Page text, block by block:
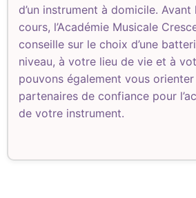
d’un instrument à domicile.
cours, l’Académie Musicale
conseille sur le choix d’une
niveau, à votre lieu de vie et à
pouvons également vous
partenaires de confiance pour
de votre instrument.